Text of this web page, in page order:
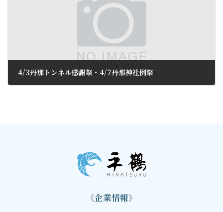
4/3丹那トンネル感謝祭・4/7丹那神社例祭
《企業情報》